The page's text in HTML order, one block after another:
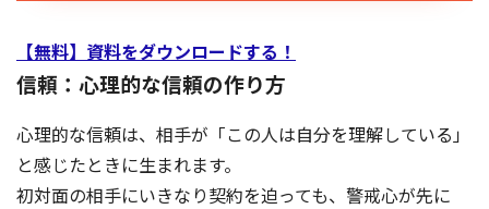
【無料】資料をダウンロードする！
信頼：心理的な信頼の作り方
心理的な信頼は、相手が「この人は自分を理解している」
と感じたときに生まれます。
初対面の相手にいきなり契約を迫っても、警戒心が先に